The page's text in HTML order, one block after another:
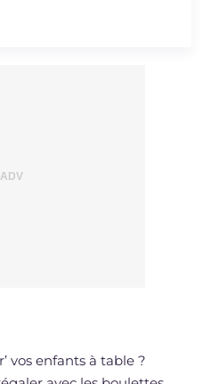
vos enfants à table ?